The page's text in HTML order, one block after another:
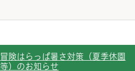
冒険はらっぱ暑さ対策（夏季休園
等）のお知らせ